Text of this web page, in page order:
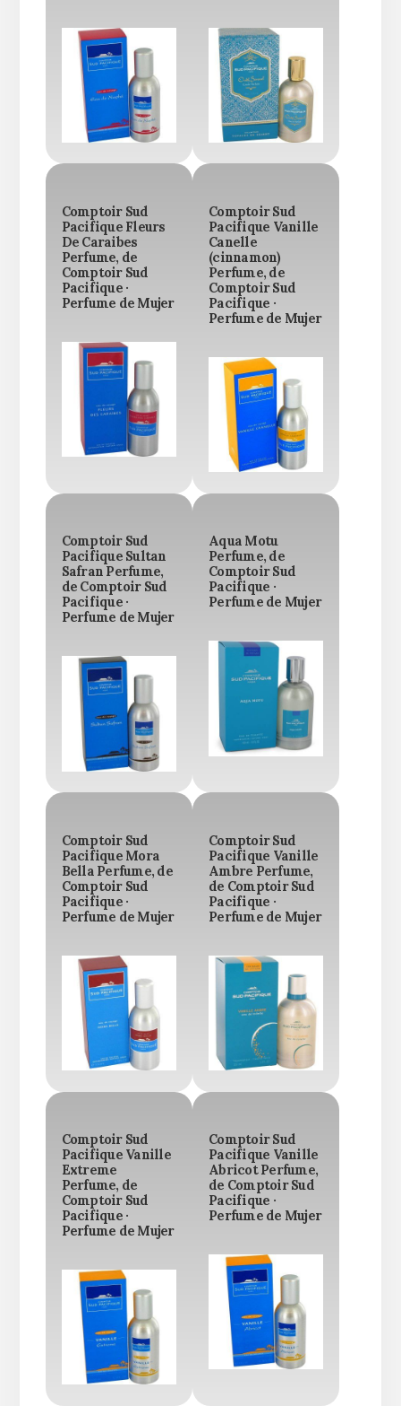
Comptoir Sud
Pacifique Fleurs
De Caraibes
Perfume, de
Comptoir Sud
Pacifique ·
Perfume de Mujer
Comptoir Sud
Pacifique Vanille
Canelle
(cinnamon)
Perfume, de
Comptoir Sud
Pacifique ·
Perfume de Mujer
Comptoir Sud
Pacifique Sultan
Safran Perfume,
de Comptoir Sud
Pacifique ·
Perfume de Mujer
Aqua Motu
Perfume, de
Comptoir Sud
Pacifique ·
Perfume de Mujer
Comptoir Sud
Pacifique Mora
Bella Perfume, de
Comptoir Sud
Pacifique ·
Perfume de Mujer
Comptoir Sud
Pacifique Vanille
Ambre Perfume,
de Comptoir Sud
Pacifique ·
Perfume de Mujer
Comptoir Sud
Pacifique Vanille
Extreme
Perfume, de
Comptoir Sud
Pacifique ·
Perfume de Mujer
Comptoir Sud
Pacifique Vanille
Abricot Perfume,
de Comptoir Sud
Pacifique ·
Perfume de Mujer